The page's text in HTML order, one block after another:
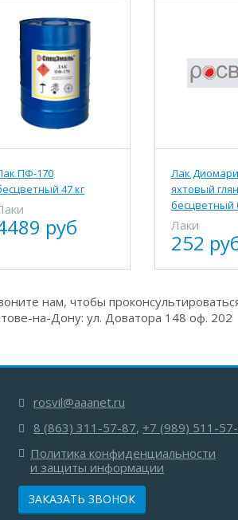
ПФ-170
47 кг
руб
Лак
яхтовый
бесцветный
Лаки
252
нам, чтобы
на-Дону: ул. Доватора 148 оф. 202
rosvil@aaanet.ru
8 (863) 311-57-87, +7 (989) 511-
Политика конфиденциальности
и защиты информации
ЗАКАЗАТЬ ЗВОНОК